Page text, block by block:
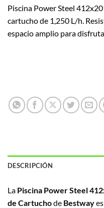
Piscina Power Steel
cartucho de 1,250 L/h.
espacio amplio para
DESCRIPCIÓN
La Piscina Power Steel
de Cartuchode Bestway